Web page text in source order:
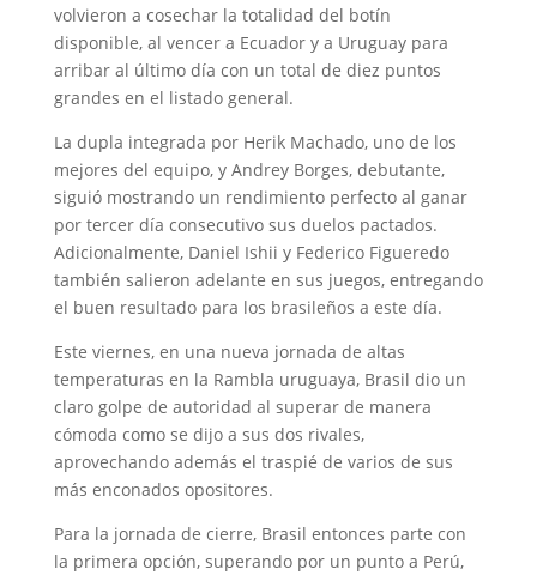
volvieron a cosechar la totalidad del botín
disponible, al vencer a Ecuador y a Uruguay para
arribar al último día con un total de diez puntos
grandes en el listado general.
La dupla integrada por Herik Machado, uno de los
mejores del equipo, y Andrey Borges, debutante,
siguió mostrando un rendimiento perfecto al ganar
por tercer día consecutivo sus duelos pactados.
Adicionalmente, Daniel Ishii y Federico Figueredo
también salieron adelante en sus juegos, entregando
el buen resultado para los brasileños a este día.
Este viernes, en una nueva jornada de altas
temperaturas en la Rambla uruguaya, Brasil dio un
claro golpe de autoridad al superar de manera
cómoda como se dijo a sus dos rivales,
aprovechando además el traspié de varios de sus
más enconados opositores.
Para la jornada de cierre, Brasil entonces parte con
la primera opción, superando por un punto a Perú,